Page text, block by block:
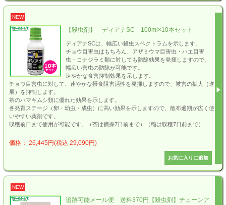
NEW
【殺虫剤】 ディアナSC 100ml×10本セット
ディアナSCは、幅広い殺虫スペクトラムを示します。
チョウ目害虫はもちろん、アザミウマ目害虫・ハエ目害
虫・コナジラミ類に対しても防除効果を発揮しますので、
幅広い害虫の防除が可能です。
速やかな食害抑制効果を示します。
チョウ目害虫に対して、速やかな摂食阻害活性を発揮しますので、被害の拡大（進
展）を抑制します。
茶のハマキムシ類に優れた効果を示します。
各発育ステージ（卵・幼虫・成虫）に高い効果を示しますので、散布適期が広く使
いやすい薬剤です。
収穫前日まで使用が可能です。（茶は摘採7日前まで）（稲は収穫7日前まで）
価格： 26,445円(税込 29,090円)
NEW
追跡可能メール便 送料370円【殺虫剤】チューンア